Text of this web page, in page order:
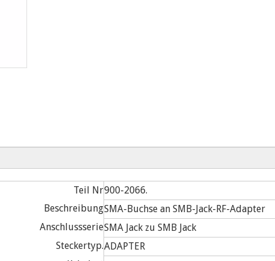
Teil Nr900-2066.
BeschreibungSMA-Buchse an SMB-Jack-RF-Adapter
AnschlussserieSMA Jack zu SMB Jack
Steckertyp.ADAPTER